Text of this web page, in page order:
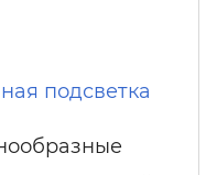
подсветка